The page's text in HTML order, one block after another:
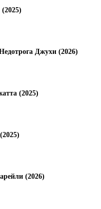
Джухи (2026)
(2025)
(2026)